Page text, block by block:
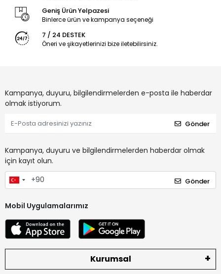
Geniş Ürün Yelpazesi
Binlerce ürün ve kampanya seçeneği
7 / 24 DESTEK
Öneri ve şikayetlerinizi bize iletebilirsiniz.
Kampanya, duyuru, bilgilendirmelerden e-posta ile haberdar
olmak istiyorum.
Gönder
Kampanya, duyuru ve bilgilendirmelerden haberdar olmak
için kayıt olun.
Gönder
Mobil Uygulamalarımız
Kurumsal